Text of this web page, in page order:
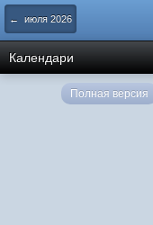
← июля 2026
Календари
Полная версия